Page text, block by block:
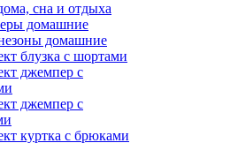
сна и отдыха
домашние
домашние
блузка с шортами
джемпер с
джемпер с
куртка с брюками